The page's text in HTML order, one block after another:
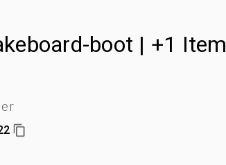
boot | +1 Item